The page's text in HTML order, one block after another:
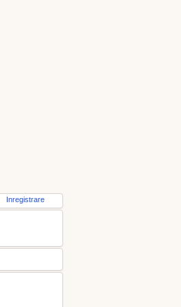
Inregistrare